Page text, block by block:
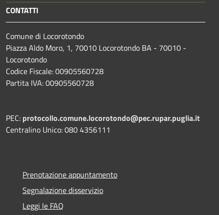
CONTATTI
Comune di Locorotondo
Piazza Aldo Moro, 1, 70010 Locorotondo BA - 70010 -
Locorotondo
Codice Fiscale: 00905560728
Partita IVA: 00905560728
PEC: protocollo.comune.locorotondo@pec.rupar.puglia.it
Centralino Unico: 080 4356111
Prenotazione appuntamento
Segnalazione disservizio
Leggi le FAQ